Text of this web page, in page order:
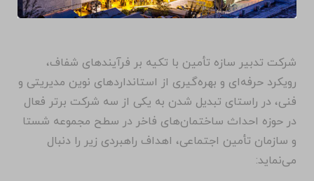
شرکت تدبیر سازه تأمین با تکیه بر فرآیندهای شفاف،
رویکرد حرفه‌ای و بهره‌گیری از استانداردهای نوین مدیریتی و
فنی، در راستای تبدیل شدن به یکی از سه شرکت برتر فعال
در حوزه احداث ساختمان‌های فاخر در سطح مجموعه شستا
و سازمان تأمین اجتماعی، اهداف راهبردی زیر را دنبال
می‌نماید: